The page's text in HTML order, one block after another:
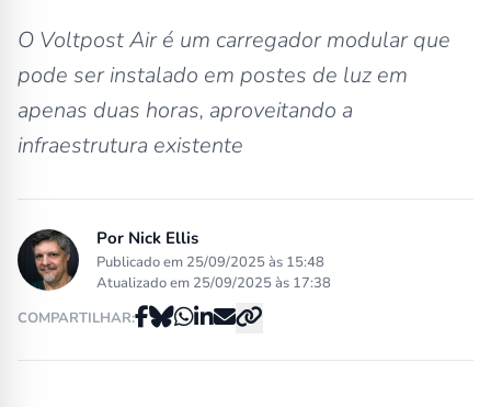
O Voltpost Air é um carregador modular que
pode ser instalado em postes de luz em
apenas duas horas, aproveitando a
infraestrutura existente
Por Nick Ellis
Publicado em 25/09/2025 às 15:48
Atualizado em 25/09/2025 às 17:38
COMPARTILHAR: